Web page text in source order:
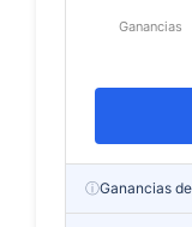
Ganancias
ⓘGanancias